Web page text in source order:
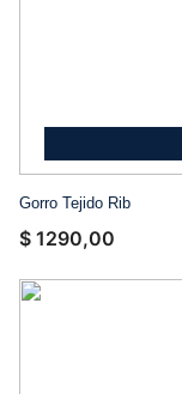
Gorro Tejido Rib
$ 1290,00